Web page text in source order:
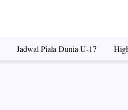
Jadwal Piala Dunia U-17